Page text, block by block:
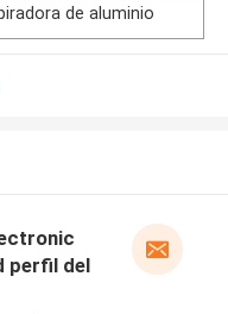
de aluminio
perfil del